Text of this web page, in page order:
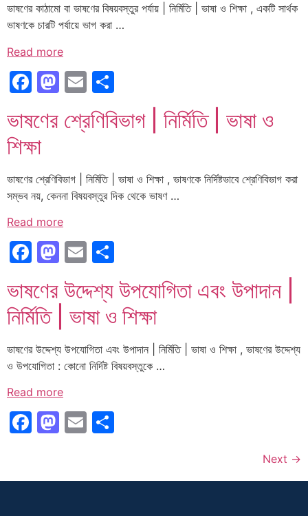
ভাষণের কাঠামো বা ভাষণের বিষয়বস্তুর পর্যায় | নির্মিতি | ভাষা ও শিক্ষা , একটি সার্থক
ভাষণকে চারটি পর্যায়ে ভাগ করা …
Read more
Facebook
Mastodon
Email
ভাষণের শ্রেণিবিভাগ | নির্মিতি | ভাষা ও
শিক্ষা
ভাষণের শ্রেণিবিভাগ | নির্মিতি | ভাষা ও শিক্ষা , ভাষণকে নির্দিষ্টভাবে শ্রেণিবিভাগ করা
সম্ভব নয়, কেননা বিষয়বস্তুর দিক থেকে ভাষণ …
Read more
Facebook
Mastodon
Email
ভাষণের উদ্দেশ্য উপযোগিতা এবং উপাদান |
নির্মিতি | ভাষা ও শিক্ষা
ভাষণের উদ্দেশ্য উপযোগিতা এবং উপাদান | নির্মিতি | ভাষা ও শিক্ষা , ভাষণের উদ্দেশ্য
ও উপযোগিতা : কোনো নির্দিষ্ট বিষয়বস্তুকে …
Read more
Facebook
Mastodon
Email
Next →